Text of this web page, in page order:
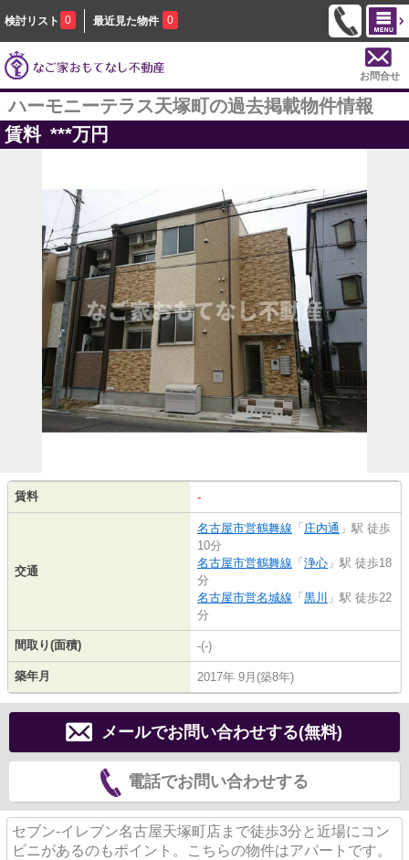
検討リスト 0 最近見た物件 0
お問合せ
ハーモニーテラス天塚町の過去掲載物件情報
賃料 ***万円
賃料 -
交通
名古屋市営鶴舞線 「 庄内通 」駅 徒歩
10分
名古屋市営鶴舞線 「 浄心 」駅 徒歩18
分
名古屋市営名城線 「 黒川 」駅 徒歩22
分
間取り(面積) -(-)
築年月 2017年 9月(築8年)
メールでお問い合わせする(無料)
電話でお問い合わせする
セブン-イレブン名古屋天塚町店まで徒歩3分と近場にコン
ビニがあるのもポイント。こちらの物件はアパートです。